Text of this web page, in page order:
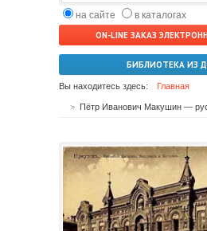
на сайте
в каталогах
ON-LINE ЗАКАЗ
БИБЛИОТЕКА ИЗ
Вы находитесь здесь: Главная